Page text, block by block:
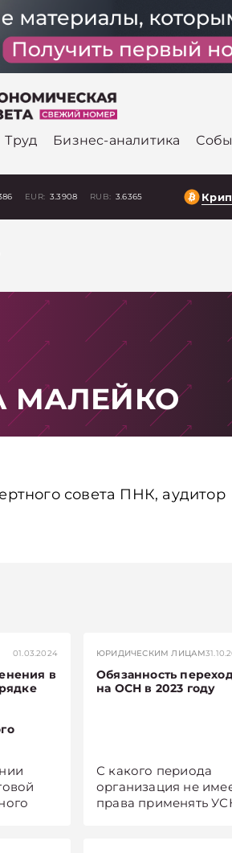
Труд Бизнес-аналитика
EUR: 3.3908 RUB: 3.6365
МАЛЕЙКО
совета ПНК, аудитор
01.03.2024
в
ЮРИДИЧЕСКИМ ЛИЦАМ
Обязанность
на ОСН в 2023 году
С какого периода
организация не
права применять